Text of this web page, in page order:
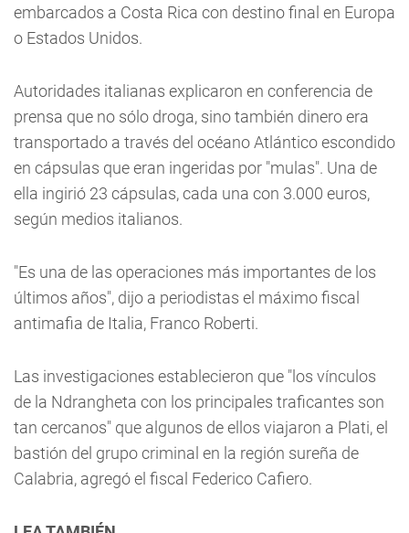
embarcados a Costa Rica con destino final en Europa
o Estados Unidos.
Autoridades italianas explicaron en conferencia de
prensa que no sólo droga, sino también dinero era
transportado a través del océano Atlántico escondido
en cápsulas que eran ingeridas por "mulas". Una de
ella ingirió 23 cápsulas, cada una con 3.000 euros,
según medios italianos.
"Es una de las operaciones más importantes de los
últimos años", dijo a periodistas el máximo fiscal
antimafia de Italia, Franco Roberti.
Las investigaciones establecieron que "los vínculos
de la Ndrangheta con los principales traficantes son
tan cercanos" que algunos de ellos viajaron a Plati, el
bastión del grupo criminal en la región sureña de
Calabria, agregó el fiscal Federico Cafiero.